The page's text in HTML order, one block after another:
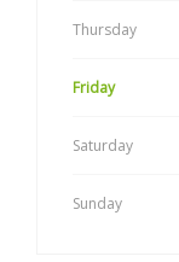
Thursday
Friday
Saturday
Sunday